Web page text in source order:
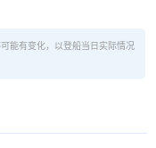
能有变化，以登船当日实际情况